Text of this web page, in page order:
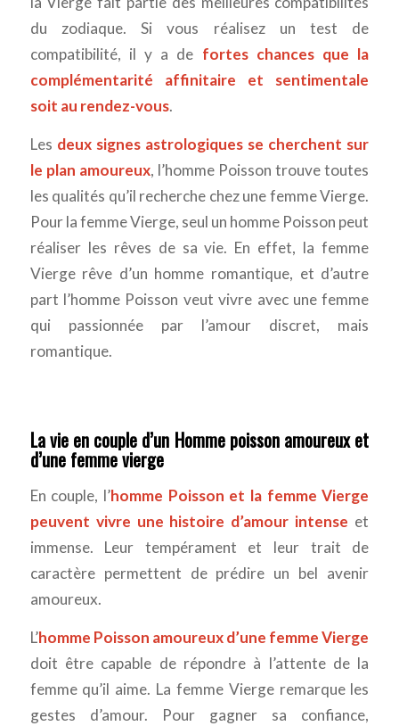
du zodiaque. Si vous réalisez un test de
compatibilité, il y a de fortes chances que la
complémentarité affinitaire et sentimentale
soit au rendez-vous.
Les deux signes astrologiques se cherchent sur
le plan amoureux, l’homme Poisson trouve toutes
les qualités qu’il recherche chez une femme Vierge.
Pour la femme Vierge, seul un homme Poisson peut
réaliser les rêves de sa vie. En effet, la femme
Vierge rêve d’un homme romantique, et d’autre
part l’homme Poisson veut vivre avec une femme
qui passionnée par l’amour discret, mais
romantique.
La vie en couple d’un Homme poisson amoureux et
d’une femme vierge
En couple, l’homme Poisson et la femme Vierge
peuvent vivre une histoire d’amour intense et
immense. Leur tempérament et leur trait de
caractère permettent de prédire un bel avenir
amoureux.
L’homme Poisson amoureux d’une femme Vierge
doit être capable de répondre à l’attente de la
femme qu’il aime. La femme Vierge remarque les
gestes d’amour. Pour gagner sa confiance,